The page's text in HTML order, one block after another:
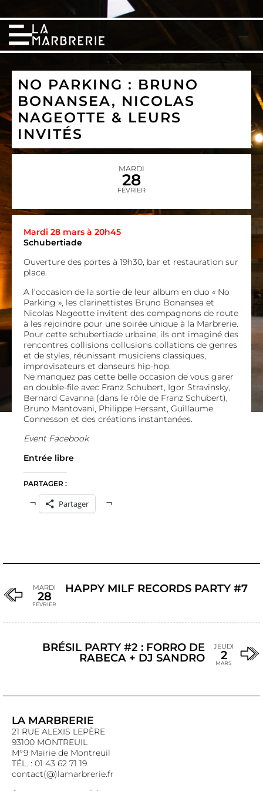
NO PARKING : BRUNO
BONANSEA, NICOLAS
NAGEOTTE & LEURS
INVITÉS
MARDI
28
FÉVRIER
Mardi 28 mars à 20h45
Schubertiade
Ouverture des portes à 19h30, bar et restauration sur
place.
A l’occasion de la sortie de leur album en duo « No
Parking », les clarinettistes Bruno Bonansea et
Nicolas Nageotte invitent des compagnons de route
à les rejoindre pour une soirée unique à la Marbrerie.
Pour cette schubertiade urbaine, ils ont imaginé des
rencontres collisions collusions collations de genres
et de styles, réunissant musiciens classiques,
improvisateurs et danseurs hip-hop.
Ne manquez pas cette belle occasion de vous garer
en double-file avec Franz Schubert, Igor Stravinsky,
Bernard Cavanna (dans le rôle de Franz Schubert),
Bruno Mantovani, Philippe Hersant, Guillaume
Connesson et des créations instantanées.
Event Facebook
Entrée libre
PARTAGER :
Partager
MARDI
28
FÉVRIER
HAPPY MILF RECORDS PARTY #7
BRÉSIL PARTY #2 : FORRO DE
RABECA + DJ SANDRO
JEUDI
2
MARS
LA MARBRERIE
21 RUE ALEXIS LEPÈRE
93100 MONTREUIL
M°9 Mairie de Montreuil
TÉL. : 01 43 62 71 19
contact(@)lamarbrerie.fr